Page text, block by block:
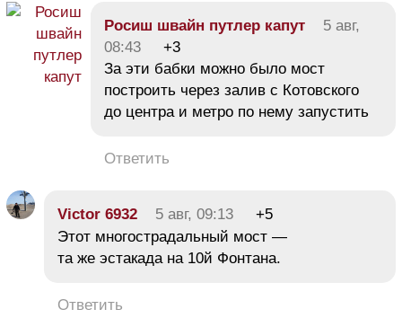
Росиш швайн путлер капут
5 авг,
08:43
+3
За эти бабки можно было мост
построить через залив с Котовского
до центра и метро по нему запустить
Ответить
Victor 6932 5 авг, 09:13
+5
Этот многострадальный мост —
та же эстакада на 10й Фонтана.
Ответить